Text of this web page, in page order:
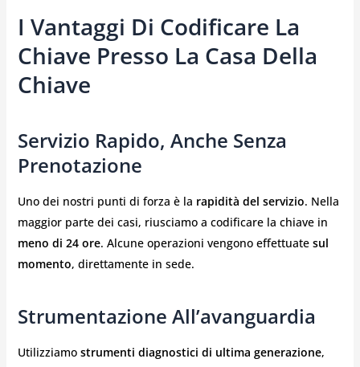
I Vantaggi Di Codificare La
Chiave Presso La Casa Della
Chiave
Servizio Rapido, Anche Senza
Prenotazione
Uno dei nostri punti di forza è la rapidità del servizio. Nella
maggior parte dei casi, riusciamo a codificare la chiave in
meno di 24 ore. Alcune operazioni vengono effettuate sul
momento, direttamente in sede.
Strumentazione All’avanguardia
Utilizziamo strumenti diagnostici di ultima generazione,